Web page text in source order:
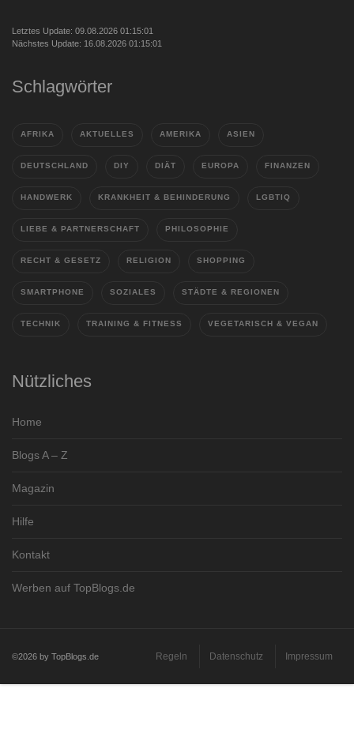
Letztes Update: 09.08.2026 01:15:01
Nächstes Update: 16.08.2026 01:15:01
Schlagwörter
AFRIKA AKTUELLES AMERIKA ASIEN
DEUTSCHLAND DIY DIÄT EUROPA FINANZEN
HANDWERK KRANKHEIT & BEHINDERUNG LGBTIQ
LIEBE & PARTNERSCHAFT PHILOSOPHIE
RECHT & GESETZ RELIGION SHOPPING
SMARTPHONE SOZIALES STÄDTE & REGIONEN
TECHNIK TRAINING & FITNESS VEGETARISCH & VEGAN
Nützliches
Home
Blogs A – Z
Magazin
Hilfe
Kontakt
Werben auf TopBlogs.de
©2026 by TopBlogs.de Regeln Datenschutz Impressum